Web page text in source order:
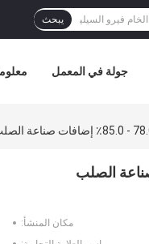
يبحث
جولة في المعمل
مكان المنشأ: